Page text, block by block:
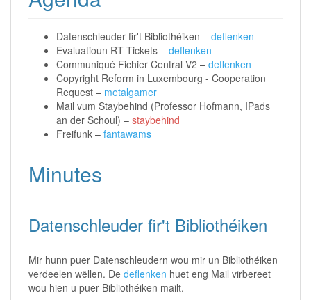
Datenschleuder fir't Bibliothéiken – deflenken
Evaluatioun RT Tickets – deflenken
Communiqué Fichier Central V2 – deflenken
Copyright Reform in Luxembourg - Cooperation
Request – metalgamer
Mail vum Staybehind (Professor Hofmann, IPads
an der Schoul) – staybehind
Freifunk – fantawams
Minutes
Datenschleuder fir't Bibliothéiken
Mir hunn puer Datenschleudern wou mir un Bibliothéiken
verdeelen wëllen. De deflenken huet eng Mail virbereet
wou hien u puer Bibliothéiken mailt.